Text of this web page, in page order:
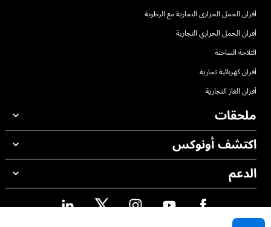
أفران الحمل الحراري التجارية مع الرطوبة
أفران الحمل الحراري التجارية
الثلاجة الساخنة
أفران كهربائية تجارية
أفران الغاز التجارية
ملحقات
جميع الملحقات
منظفات الغسيل اليدوي
معالجة المياه باستخدام المرشحات
معالجة المياه بالتناضح العكسي
اكتشف أونوكس
مكاتبنا حول العالم
الدعم
محدد موقع الموزع